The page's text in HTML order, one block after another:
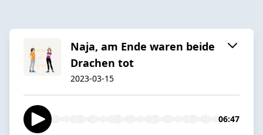
Naja, am Ende waren beide
Drachen tot
2023-03-15
06:47